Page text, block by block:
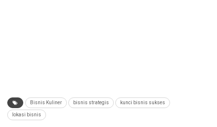
Bisnis Kuliner bisnis strategis kunci bisnis sukses
lokasi bisnis